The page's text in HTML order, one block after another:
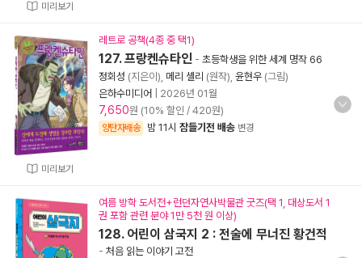
미리보기
미리보기
레트로 공책(4종 중 택1)
127. 프랑켄슈타인 - 초등학생을 위한 세계 명작 66
정회성 (지은이), 메리 셸리 (원작), 윤현우 (그림)
은하수미디어
2026년 01월
7,650원 (10% 할인 / 420원)
양탄자배송 밤 11시 잠들기전 배송 변경
여름 방학 도서전+런던자연사박물관 굿즈(택 1, 대상도서 1
권 포함 관련 분야 1만 5천 원 이상)
128. 어린이 삼국지 2 : 전술에 무너진 황건적
- 처음 읽는 이야기 고전